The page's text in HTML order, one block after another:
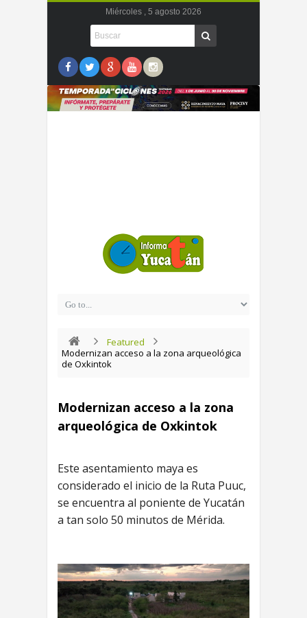
Miércoles , 5 agosto 2026
Featured
Modernizan acceso a la zona arqueológica
de Oxkintok
Modernizan acceso a la zona
arqueológica de Oxkintok
Este asentamiento maya es
considerado el inicio de la Ruta Puuc,
se encuentra al poniente de Yucatán
a tan solo 50 minutos de Mérida.